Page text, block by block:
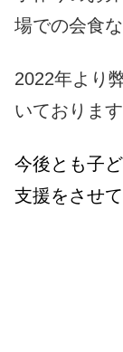
場での会食
2022年より
いております
今後とも子
支援をさせ